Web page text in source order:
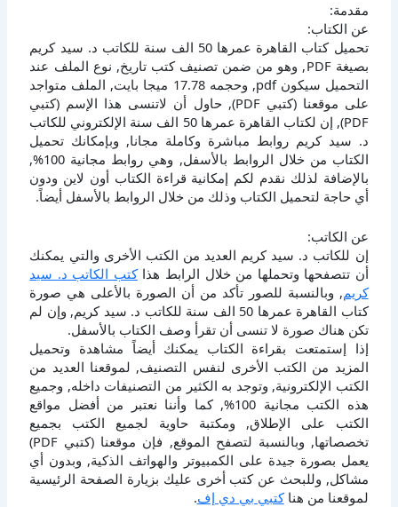
مقدمة:
عن الكتاب:
تحميل كتاب القاهرة عمرها 50 الف سنة للكاتب د. سيد كريم
بصيغة PDF, وهو من ضمن تصنيف كتب تاريخ, نوع الملف عند
التحميل سيكون pdf, وحجمه 17.78 ميجا بايت, الملف متواجد
على موقعنا (كتبي PDF), حاول أن لاتنسى هذا الإسم (كتبي
PDF), إن لكتاب القاهرة عمرها 50 الف سنة الإلكتروني للكاتب
د. سيد كريم روابط مباشرة وكاملة مجانا, وبإمكانك تحميل
الكتاب من خلال الروابط بالأسفل, وهي روابط مجانية 100%,
بالإضافة لذلك نقدم لكم إمكانية قراءة الكتاب أون لاين ودون
أي حاجة لتحميل الكتاب وذلك من خلال الروابط بالأسفل أيضاً.
عن الكاتب:
إن للكاتب د. سيد كريم العديد من الكتب الأخرى والتي يمكنك
أن تتصفحها وتحملها من خلال الرابط هذاكتب الكاتب د. سيد
كريم, وبالنسبة للصور تأكد من أن الصورة بالأعلى هي صورة
كتاب القاهرة عمرها 50 الف سنة للكاتب د. سيد كريم, وإن لم
تكن هناك صورة لا تنسى أن تقرأ وصف الكتاب بالأسفل.
إذا إستمتعت بقراءة الكتاب يمكنك أيضاً مشاهدة وتحميل
المزيد من الكتب الأخرى لنفس التصنيف, لموقعنا العديد من
الكتب الإلكترونية, وتوجد به الكثير من التصنيفات داخله, وجميع
هذه الكتب مجانية 100%, كما وأننا نعتبر من أفضل مواقع
الكتب على الإطلاق, ومكتبة حاوية لجميع الكتب بجميع
تخصصاتها, وبالنسبة لتصفح الموقع, فإن موقعنا (كتبي PDF)
يعمل بصورة جيدة على الكمبيوتر والهواتف الذكية, وبدون أي
مشاكل, وللبحث عن كتب أخرى عليك بزيارة الصفحة الرئيسية
لموقعنا من هناكتبي بي دي إف.